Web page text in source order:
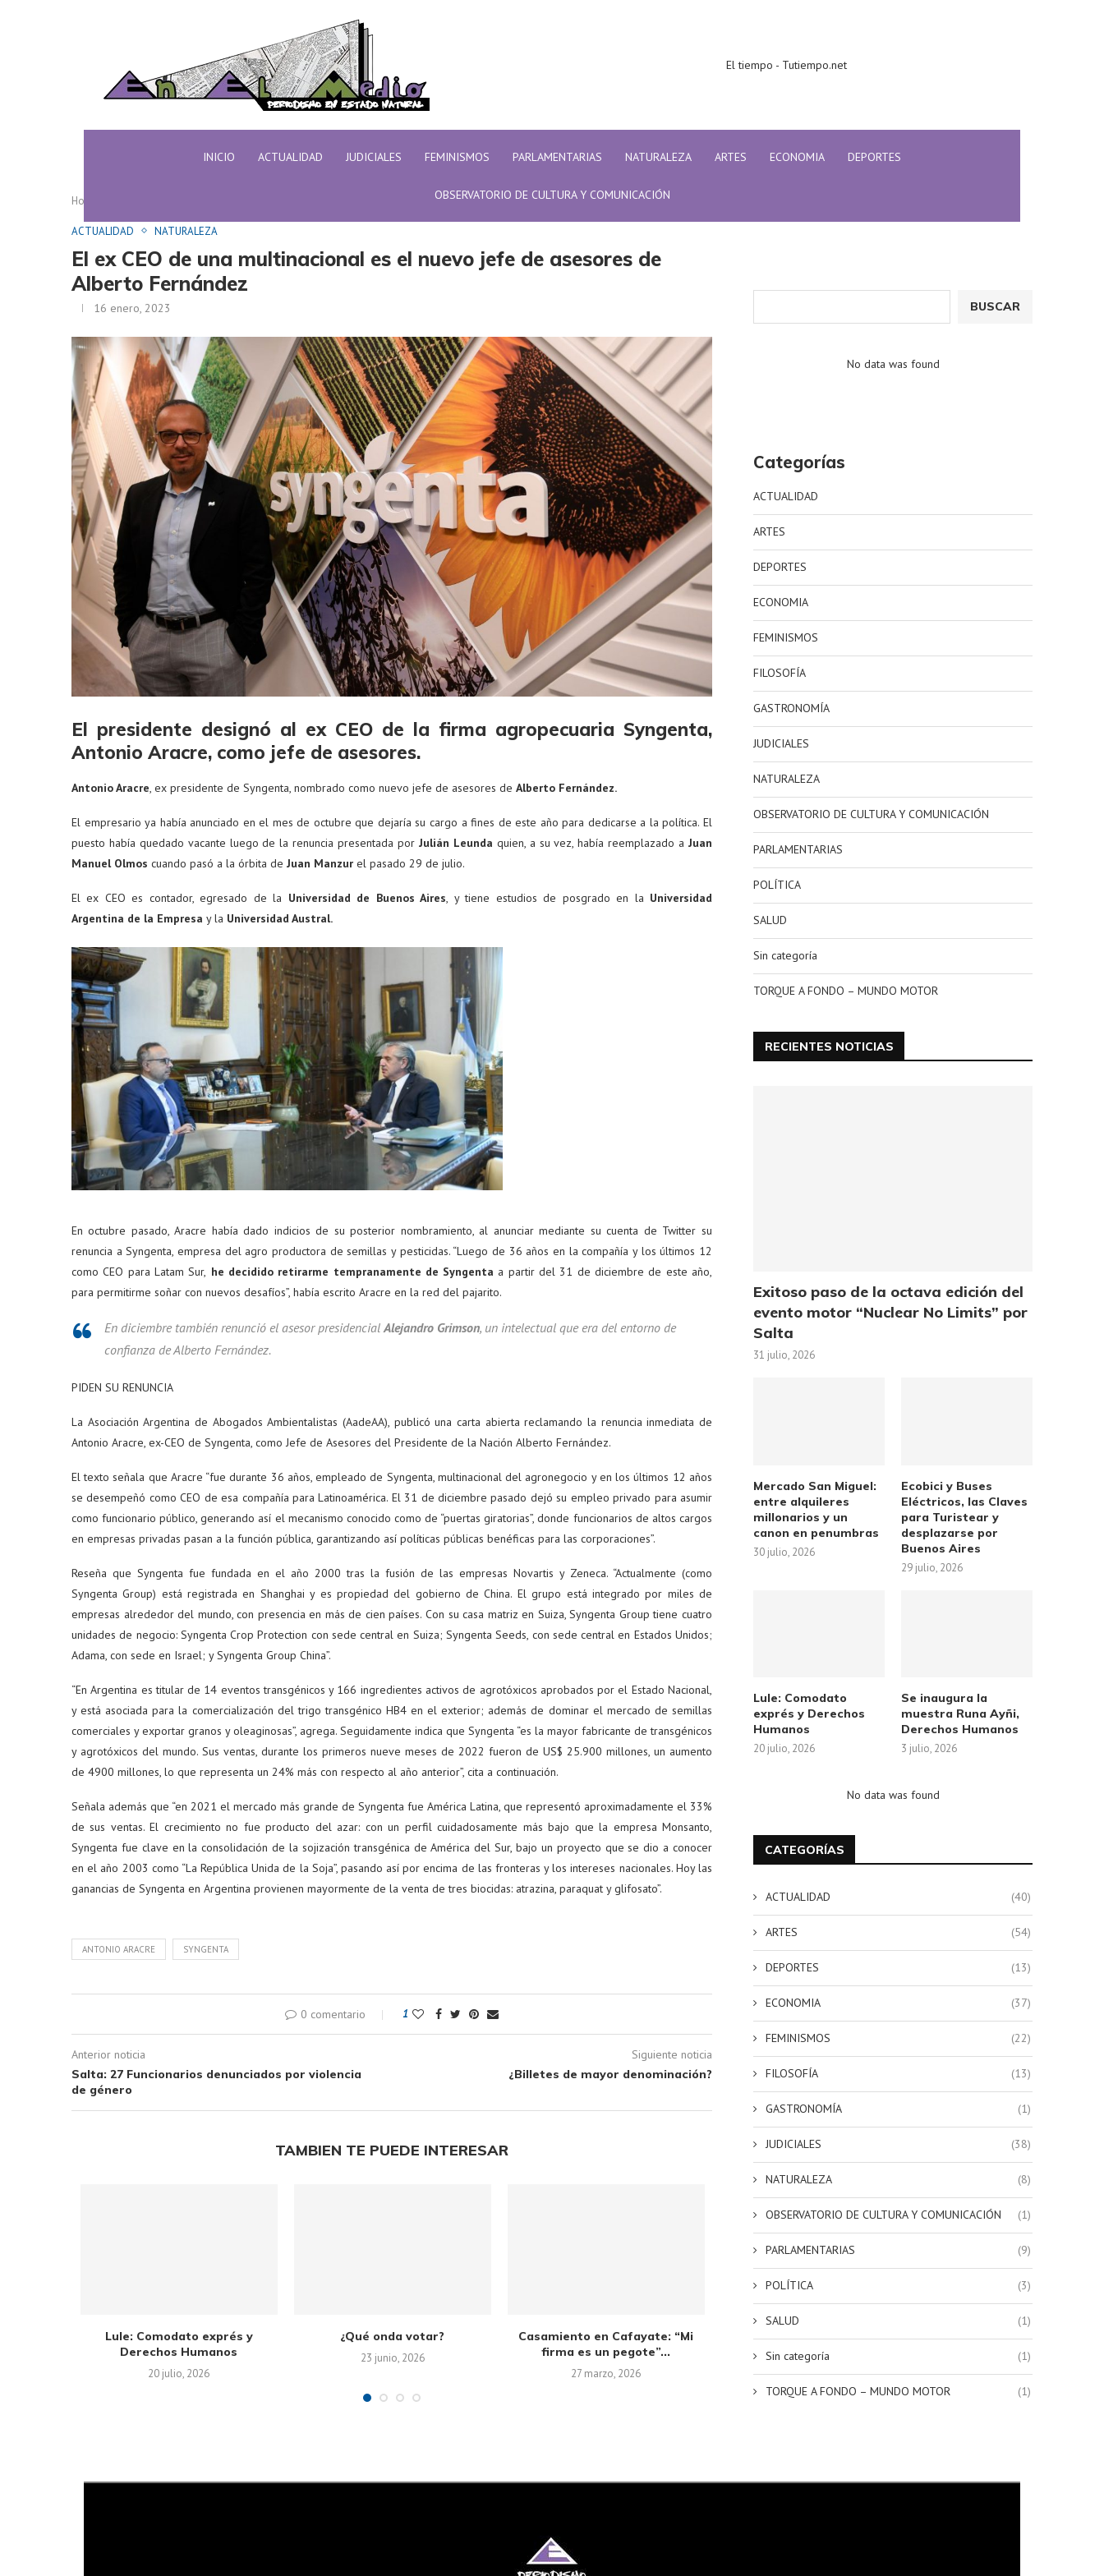
El tiempo - Tutiempo.net
INICIO ACTUALIDAD JUDICIALES FEMINISMOS PARLAMENTARIAS NATURALEZA ARTES ECONOMIA DEPORTES
OBSERVATORIO DE CULTURA Y COMUNICACIÓN
Home El ex CEO de una multinacional es el nuevo jefe de asesores de Alberto Fernández
ACTUALIDAD NATURALEZA
El ex CEO de una multinacional es el nuevo jefe de asesores de
Alberto Fernández
16 enero, 2023
El presidente designó al ex CEO de la firma agropecuaria Syngenta,
Antonio Aracre, como jefe de asesores.
Antonio Aracre, ex presidente de Syngenta, nombrado como nuevo jefe de asesores de Alberto Fernández.
El empresario ya había anunciado en el mes de octubre que dejaría su cargo a fines de este año para dedicarse a la política. El
puesto había quedado vacante luego de la renuncia presentada por Julián Leunda quien, a su vez, había reemplazado aJuan
Manuel Olmos cuando pasó a la órbita de Juan Manzur el pasado 29 de julio.
El ex CEO es contador, egresado de la Universidad de Buenos Aires, y tiene estudios de posgrado en la Universidad
Argentina de la Empresa y la Universidad Austral.
En octubre pasado, Aracre había dado indicios de su posterior nombramiento, al anunciar mediante su cuenta de Twitter su
renuncia a Syngenta, empresa del agro productora de semillas y pesticidas. “Luego de 36 años en la compañía y los últimos 12
como CEO para Latam Sur, he decidido retirarme tempranamente de Syngenta a partir del 31 de diciembre de este año,
para permitirme soñar con nuevos desafíos”, había escrito Aracre en la red del pajarito.
En diciembre también renunció el asesor presidencial Alejandro Grimson, un intelectual que era del entorno de
confianza de Alberto Fernández.
PIDEN SU RENUNCIA
La Asociación Argentina de Abogados Ambientalistas (AadeAA), publicó una carta abierta reclamando la renuncia inmediata de
Antonio Aracre, ex-CEO de Syngenta, como Jefe de Asesores del Presidente de la Nación Alberto Fernández.
El texto señala que Aracre “fue durante 36 años, empleado de Syngenta, multinacional del agronegocio y en los últimos 12 años
se desempeñó como CEO de esa compañía para Latinoamérica. El 31 de diciembre pasado dejó su empleo privado para asumir
como funcionario público, generando así el mecanismo conocido como de “puertas giratorias”, donde funcionarios de altos cargos
en empresas privadas pasan a la función pública, garantizando así políticas públicas benéficas para las corporaciones”.
Reseña que Syngenta fue fundada en el año 2000 tras la fusión de las empresas Novartis y Zeneca. “Actualmente (como
Syngenta Group) está registrada en Shanghai y es propiedad del gobierno de China. El grupo está integrado por miles de
empresas alrededor del mundo, con presencia en más de cien países. Con su casa matriz en Suiza, Syngenta Group tiene cuatro
unidades de negocio: Syngenta Crop Protection con sede central en Suiza; Syngenta Seeds, con sede central en Estados Unidos;
Adama, con sede en Israel; y Syngenta Group China”.
“En Argentina es titular de 14 eventos transgénicos y 166 ingredientes activos de agrotóxicos aprobados por el Estado Nacional,
y está asociada para la comercialización del trigo transgénico HB4 en el exterior; además de dominar el mercado de semillas
comerciales y exportar granos y oleaginosas”, agrega. Seguidamente indica que Syngenta “es la mayor fabricante de transgénicos
y agrotóxicos del mundo. Sus ventas, durante los primeros nueve meses de 2022 fueron de US$ 25.900 millones, un aumento
de 4900 millones, lo que representa un 24% más con respecto al año anterior”, cita a continuación.
Señala además que “en 2021 el mercado más grande de Syngenta fue América Latina, que representó aproximadamente el 33%
de sus ventas. El crecimiento no fue producto del azar: con un perfil cuidadosamente más bajo que la empresa Monsanto,
Syngenta fue clave en la consolidación de la sojización transgénica de América del Sur, bajo un proyecto que se dio a conocer
en el año 2003 como “La República Unida de la Soja”, pasando así por encima de las fronteras y los intereses nacionales. Hoy las
ganancias de Syngenta en Argentina provienen mayormente de la venta de tres biocidas: atrazina, paraquat y glifosato”.
ANTONIO ARACRE SYNGENTA
0 comentario 1
Anterior noticia
Salta: 27 Funcionarios denunciados por violencia
de género
Siguiente noticia
¿Billetes de mayor denominación?
TAMBIEN TE PUEDE INTERESAR
Lule: Comodato exprés y
Derechos Humanos
20 julio, 2026
¿Qué onda votar?
23 junio, 2026
Casamiento en Cafayate: “Mi
firma es un pegote”...
27 marzo, 2026
Acomodó a familiares en
cargos: No importa cuando...
12 febrero, 2026
Facundo Binda:
es un gran equipo,
9 febrero, 2026
BUSCAR
No data was found
Categorías
ACTUALIDAD
ARTES
DEPORTES
ECONOMIA
FEMINISMOS
FILOSOFÍA
GASTRONOMÍA
JUDICIALES
NATURALEZA
OBSERVATORIO DE CULTURA Y COMUNICACIÓN
PARLAMENTARIAS
POLÍTICA
SALUD
Sin categoría
TORQUE A FONDO – MUNDO MOTOR
RECIENTES NOTICIAS
Exitoso paso de la octava edición del
evento motor “Nuclear No Limits” por
Salta
31 julio, 2026
Mercado San Miguel:
entre alquileres
millonarios y un
canon en penumbras
30 julio, 2026
Ecobici y Buses
Eléctricos, las Claves
para Turistear y
desplazarse por
Buenos Aires
29 julio, 2026
Lule: Comodato
exprés y Derechos
Humanos
20 julio, 2026
Se inaugura la
muestra Runa Ayñi,
Derechos Humanos
3 julio, 2026
No data was found
CATEGORÍAS
ACTUALIDAD (40)
ARTES (54)
DEPORTES (13)
ECONOMIA (37)
FEMINISMOS (22)
FILOSOFÍA (13)
GASTRONOMÍA (1)
JUDICIALES (38)
NATURALEZA (8)
OBSERVATORIO DE CULTURA Y COMUNICACIÓN (1)
PARLAMENTARIAS (9)
POLÍTICA (3)
SALUD (1)
Sin categoría (1)
TORQUE A FONDO – MUNDO MOTOR (1)